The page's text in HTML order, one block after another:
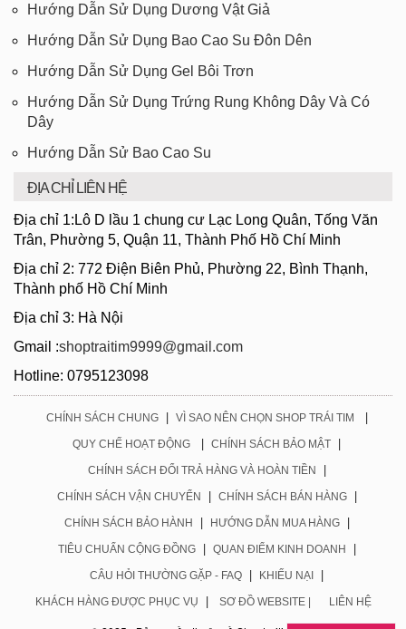
Hướng Dẫn Sử Dụng Dương Vật Giả
Hướng Dẫn Sử Dụng Bao Cao Su Đôn Dên
Hướng Dẫn Sử Dụng Gel Bôi Trơn
Hướng Dẫn Sử Dụng Trứng Rung Không Dây Và Có
Dây
Hướng Dẫn Sử Bao Cao Su
ĐỊA CHỈ LIÊN HỆ
Địa chỉ 1:Lô D lầu 1 chung cư Lạc Long Quân, Tống Văn
Trân, Phường 5, Quận 11, Thành Phố Hồ Chí Minh
Địa chỉ 2: 772 Điện Biên Phủ, Phường 22, Bình Thạnh,
Thành phố Hồ Chí Minh
Địa chỉ 3: Hà Nội
Gmail :shoptraitim9999@gmail.com
Hotline: 0795123098
CHÍNH SÁCH CHUNG | VÌ SAO NÊN CHỌN SHOP TRÁI TIM |
QUY CHẾ HOẠT ĐỘNG | CHÍNH SÁCH BẢO MẬT |
CHÍNH SÁCH ĐỔI TRẢ HÀNG VÀ HOÀN TIỀN |
CHÍNH SÁCH VẬN CHUYỂN | CHÍNH SÁCH BÁN HÀNG |
CHÍNH SÁCH BẢO HÀNH | HƯỚNG DẪN MUA HÀNG |
TIÊU CHUẨN CỘNG ĐỒNG | QUAN ĐIỂM KINH DOANH |
CÂU HỎI THƯỜNG GẶP - FAQ | KHIẾU NẠI |
KHÁCH HÀNG ĐƯỢC PHỤC VỤ | SƠ ĐỒ WEBSITE | LIÊN HỆ